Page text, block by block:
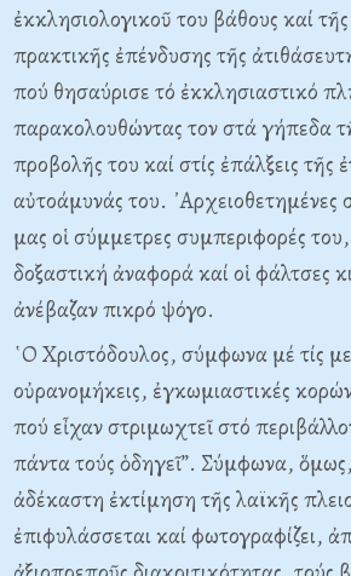
ἐκκλησιολογικοῦ του βάθους καί
πρακτικῆς ἐπένδυσης τῆς
πού θησαύρισε τό ἐκκλησιαστικό
παρακολουθώντας τον στά γήπεδα
προβολῆς του καί στίς ἐπάλξεις τῆς
αὐτοάμυνάς του. ᾿Αρχειοθετημένες
μας οἱ σύμμετρες συμπεριφορές
δοξαστική ἀναφορά καί οἱ φάλτσες
ἀνέβαζαν πικρό ψόγο.
῾Ο Χριστόδουλος, σύμφωνα μέ τίς
οὐρανομήκεις, ἐγκωμιαστικές
πού εἶχαν στριμωχτεῖ στό
πάντα τούς ὁδηγεῖ”. Σύμφωνα,
ἀδέκαστη ἐκτίμηση τῆς λαϊκῆς
ἐπιφυλάσσεται καί φωτογραφίζει,